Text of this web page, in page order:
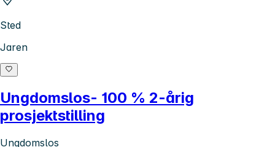
Sted
Jaren
Ungdomslos- 100 % 2-årig
prosjektstilling
Ungdomslos